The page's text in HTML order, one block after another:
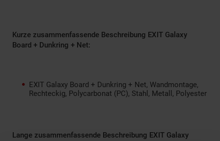
Kurze zusammenfassende Beschreibung EXIT Galaxy
Board + Dunkring + Net:
EXIT Galaxy Board + Dunkring + Net, Wandmontage,
Rechteckig, Polycarbonat (PC), Stahl, Metall, Polyester
Lange zusammenfassende Beschreibung EXIT Galaxy